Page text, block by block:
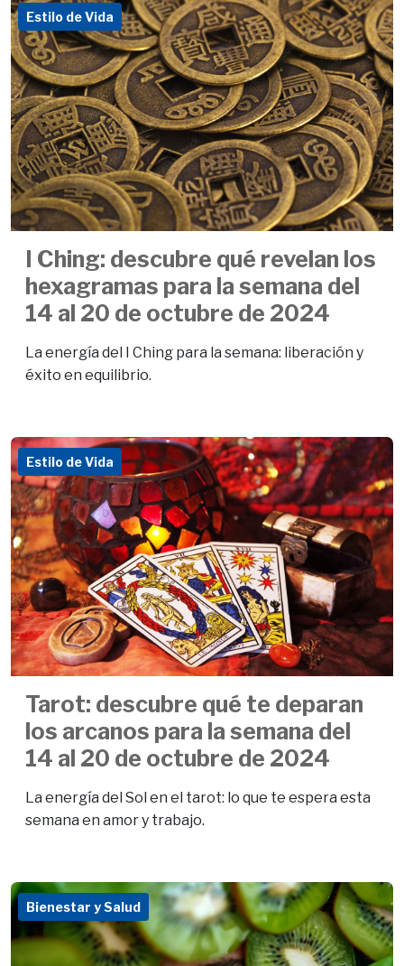
Estilo de Vida
I Ching: descubre qué revelan los
hexagramas para la semana del
14 al 20 de octubre de 2024
La energía del I Ching para la semana: liberación y
éxito en equilibrio.
Estilo de Vida
Tarot: descubre qué te deparan
los arcanos para la semana del
14 al 20 de octubre de 2024
La energía del Sol en el tarot: lo que te espera esta
semana en amor y trabajo.
Bienestar y Salud